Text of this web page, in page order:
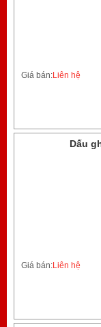
Giá bán:Liên hệ
Dấu
Giá bán:Liên hệ